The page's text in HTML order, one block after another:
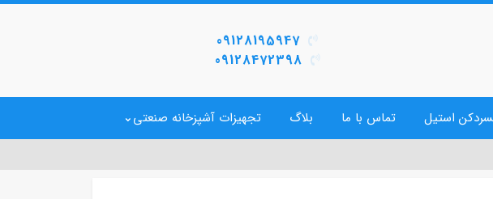
09128195947
09128472398
استیل تماس با ما بلاگ تجهیزات آشپزخانه صنعتی